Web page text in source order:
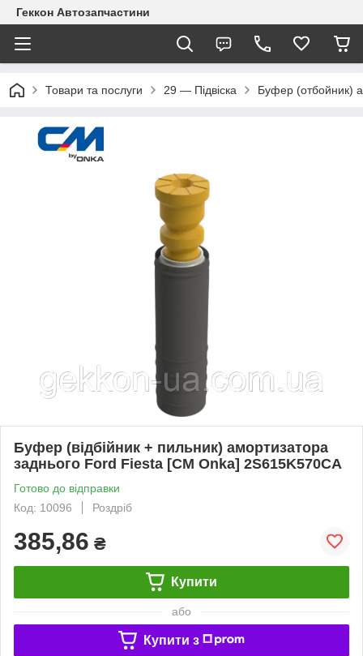
Геккон Автозапчастини
Товари та послуги 29 — Підвіска Буфер (отбойник)
Буфер (відбійник + пильник) амортизатора
заднього Ford Fiesta [СМ Onka] 2S615K570CA
Готово до відправки
Код: 10096
Роздріб
385,86 ₴
Купити
або
Купити з